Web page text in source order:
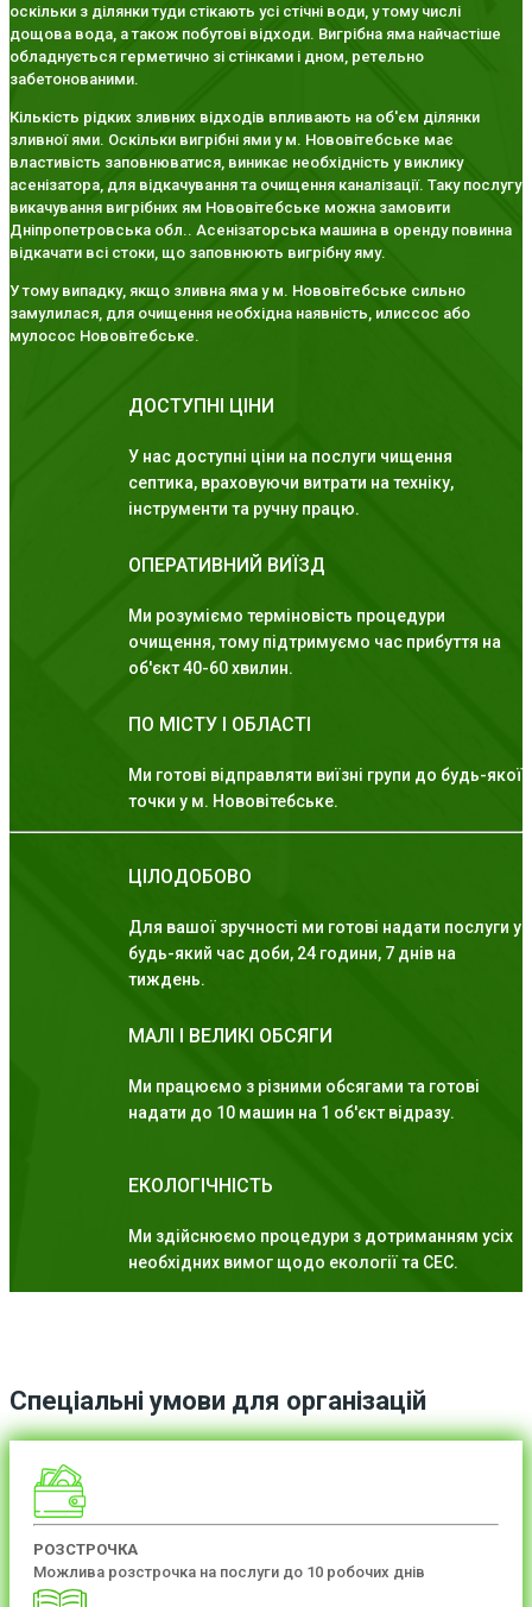
оскільки з ділянки туди стікають усі стічні води, у тому числі
дощова вода, а також побутові відходи. Вигрібна яма найчастіше
обладнується герметично зі стінками і дном, ретельно
забетонованими.
Кількість рідких зливних відходів впливають на об'єм ділянки
зливної ями. Оскільки вигрібні ями у м. Нововітебське має
властивість заповнюватися, виникає необхідність у виклику
асенізатора, для відкачування та очищення каналізації. Таку послугу
викачування вигрібних ям Нововітебське можна замовити
Дніпропетровська обл.. Асенізаторська машина в оренду повинна
відкачати всі стоки, що заповнюють вигрібну яму.
У тому випадку, якщо зливна яма у м. Нововітебське сильно
замулилася, для очищення необхідна наявність, илиссос або
мулосос Нововітебське.
ДОСТУПНІ ЦІНИ
У нас доступні ціни на послуги чищення
септика, враховуючи витрати на техніку,
інструменти та ручну працю.
ОПЕРАТИВНИЙ ВИЇЗД
Ми розуміємо терміновість процедури
очищення, тому підтримуємо час прибуття на
об'єкт 40-60 хвилин.
ПО МІСТУ І ОБЛАСТІ
Ми готові відправляти виїзні групи до будь-якої
точки у м. Нововітебське.
ЦІЛОДОБОВО
Для вашої зручності ми готові надати послуги у
будь-який час доби, 24 години, 7 днів на
тиждень.
МАЛІ І ВЕЛИКІ ОБСЯГИ
Ми працюємо з різними обсягами та готові
надати до 10 машин на 1 об'єкт відразу.
ЕКОЛОГІЧНІСТЬ
Ми здійснюємо процедури з дотриманням усіх
необхідних вимог щодо екології та СЕС.
Спеціальні умови для організацій
РОЗСТРОЧКА
Можлива розстрочка на послуги до 10 робочих днів